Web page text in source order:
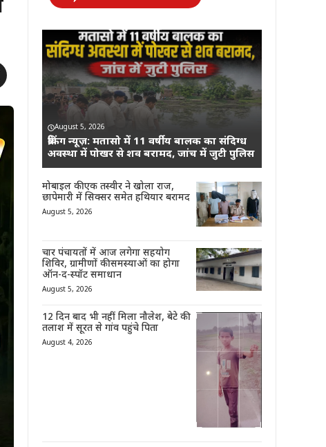
August 5, 2026
ब्रेकिंग न्यूज़: मतासो में 11 वर्षीय बालक का संदिग्ध
अवस्था में पोखर से शव बरामद, जांच में जुटी पुलिस
मोबाइल की एक तस्वीर ने खोला राज,
छापेमारी में सिक्सर समेत हथियार बरामद
August 5, 2026
चार पंचायतों में आज लगेगा सहयोग
शिविर, ग्रामीणों की समस्याओं का होगा
ऑन-द-स्पॉट समाधान
August 5, 2026
12 दिन बाद भी नहीं मिला नौलेश, बेटे की
तलाश में सूरत से गांव पहुंचे पिता
August 4, 2026